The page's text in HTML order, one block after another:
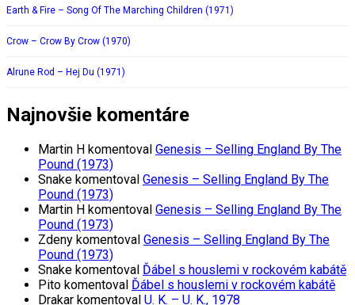
Earth & Fire – Song Of The Marching Children (1971)
Crow – Crow By Crow (1970)
Alrune Rod – Hej Du (1971)
Najnovšie komentáre
Martin H komentoval Genesis – Selling England By The
Pound (1973)
Snake komentoval Genesis – Selling England By The
Pound (1973)
Martin H komentoval Genesis – Selling England By The
Pound (1973)
Zdeny komentoval Genesis – Selling England By The
Pound (1973)
Snake komentoval Ďábel s houslemi v rockovém kabátě
Pito komentoval Ďábel s houslemi v rockovém kabátě
Drakar komentoval U. K. – U. K., 1978